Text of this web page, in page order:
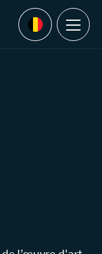
Languages
Menu